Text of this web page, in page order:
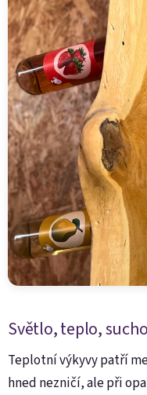
Světlo, teplo,
Teplotní výkyvy patří
hned nezničí, ale při